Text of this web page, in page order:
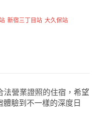
新宿三丁目站 大久保站
法營業證照的住宿，希望
驗到不一樣的深度日